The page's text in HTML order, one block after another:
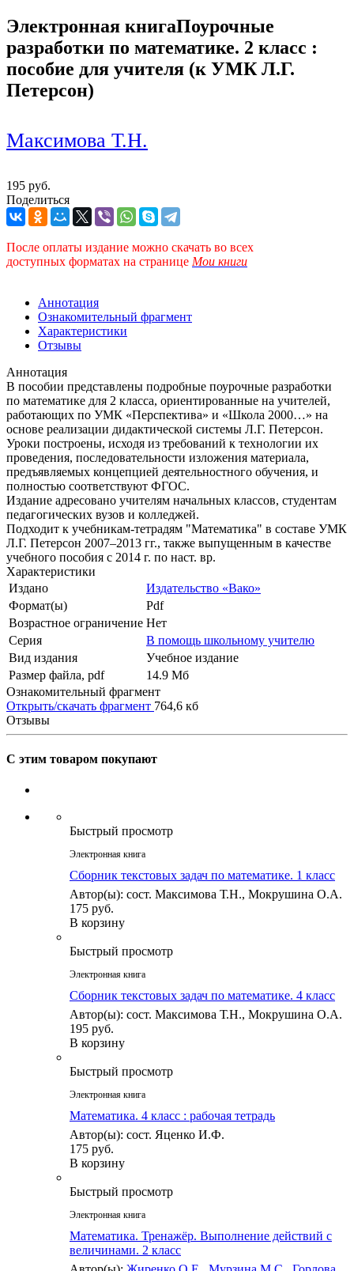
Электронная книгаПоурочные
разработки по математике. 2 класс :
пособие для учителя (к УМК Л.Г.
Петерсон)
Максимова Т.Н.
195 руб.
Поделиться
После оплаты издание можно скачать во всех
доступных форматах на странице Мои книги
Аннотация
Ознакомительный фрагмент
Характеристики
Отзывы
Аннотация
В пособии представлены подробные поурочные разработки
по математике для 2 класса, ориентированные на учителей,
работающих по УМК «Перспектива» и «Школа 2000…» на
основе реализации дидактической системы Л.Г. Петерсон.
Уроки построены, исходя из требований к технологии их
проведения, последовательности изложения материала,
предъявляемых концепцией деятельностного обучения, и
полностью соответствуют ФГОС.
Издание адресовано учителям начальных классов, студентам
педагогических вузов и колледжей.
Подходит к учебникам-тетрадям "Математика" в составе УМК
Л.Г. Петерсон 2007–2013 гг., также выпущенным в качестве
учебного пособия с 2014 г. по наст. вр.
Характеристики
Издано
Издательство «Вако»
Формат(ы)
Pdf
Возрастное ограничение Нет
Серия
В помощь школьному учителю
Вид издания
Учебное издание
Размер файла, pdf
14.9 Mб
Ознакомительный фрагмент
Открыть/скачать фрагмент 764,6 кб
Отзывы
С этим товаром покупают
Быстрый просмотр
Электронная книга
Сборник текстовых задач по математике. 1 класc
Автор(ы): сост. Максимова Т.Н., Мокрушина О.А.
175 руб.
В корзину
Быстрый просмотр
Электронная книга
Сборник текстовых задач по математике. 4 класc
Автор(ы): сост. Максимова Т.Н., Мокрушина О.А.
195 руб.
В корзину
Быстрый просмотр
Электронная книга
Математика. 4 класс : рабочая тетрадь
Автор(ы): сост. Яценко И.Ф.
175 руб.
В корзину
Быстрый просмотр
Электронная книга
Математика. Тренажёр. Выполнение действий с
величинами. 2 класс